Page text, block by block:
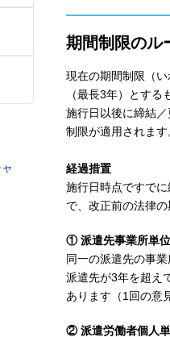
期間制限のル
現在の期間制限（
（最長3年）とする
施行日以後に締結
制限が適用されます
経過措置
施行日時点ですで
で、改正前の法律の
① 派遣先事業所単
同一の派遣先の事
派遣先が3年を超え
あります（1回の意
② 派遣労働者個人